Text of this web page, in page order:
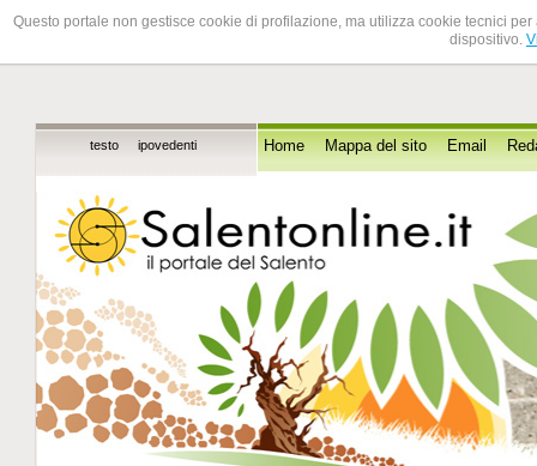
Questo portale non gestisce cookie di profilazione, ma utilizza cookie tecnici
dispositivo.
testo ipovedenti Home Mappa del sito Email